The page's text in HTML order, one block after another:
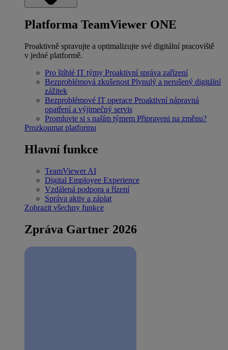
Platforma TeamViewer ONE
Proaktivně spravujte a optimalizujte své digitální pracoviště
v jedné platformě.
Pro štíhlé IT týmy Proaktivní správa zařízení
Bezproblémová zkušenost Plynulý a nerušený digitální
zážitek
Bezproblémové IT operace Proaktivní nápravná
opatření a výjimečný servis
Promluvte si s naším týmem Připraveni na změnu?
Prozkoumat platformu
Hlavní funkce
TeamViewer AI
Digital Employee Experience
Vzdálená podpora a řízení
Správa aktiv a záplat
Zobrazit všechny funkce
Zpráva Gartner 2026